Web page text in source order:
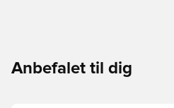
Anbefalet til dig